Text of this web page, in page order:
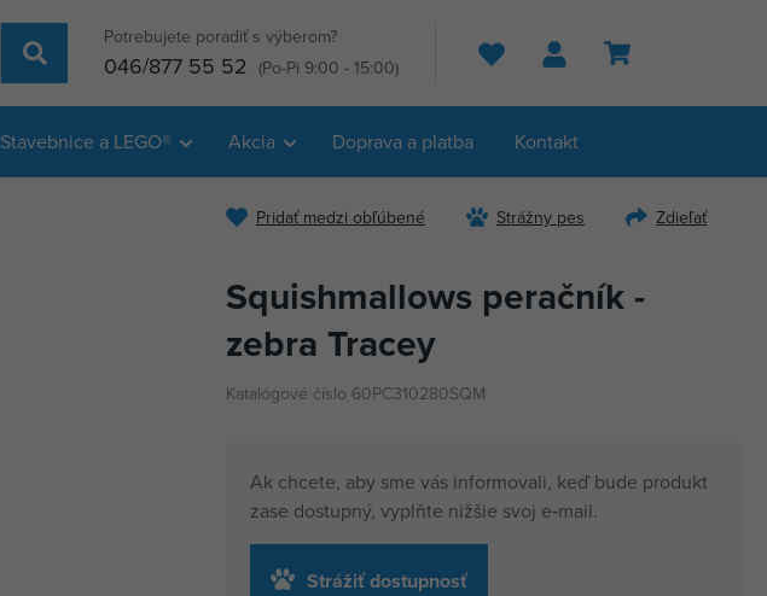
Potrebujete poradiť s výberom?
046/877 55 52 (Po-Pi 9:00 - 15:00) Hľadať
Stavebnice a LEGO® Akcia Doprava a platba Kontakt
Pridať medzi obľúbené Strážny pes Zdieľať
Squishmallows peračník -
zebra Tracey
Katalógové číslo 60PC310280SQM
Ak chcete, aby sme vás informovali, keď bude produkt
zase dostupný, vyplňte nižšie svoj e‑mail.
Strážiť dostupnosť